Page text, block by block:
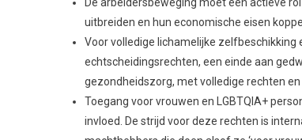
erop gericht zijn de beweging te
sectoren van het staatsapparaat, in de
Voor democratische structuren zoals
Dergelijke democratische structuren
zich ontwikkelen, en kunnen worden
ze kunnen beginnen de macht over te
belangrijke industrieën en de rijkdom van